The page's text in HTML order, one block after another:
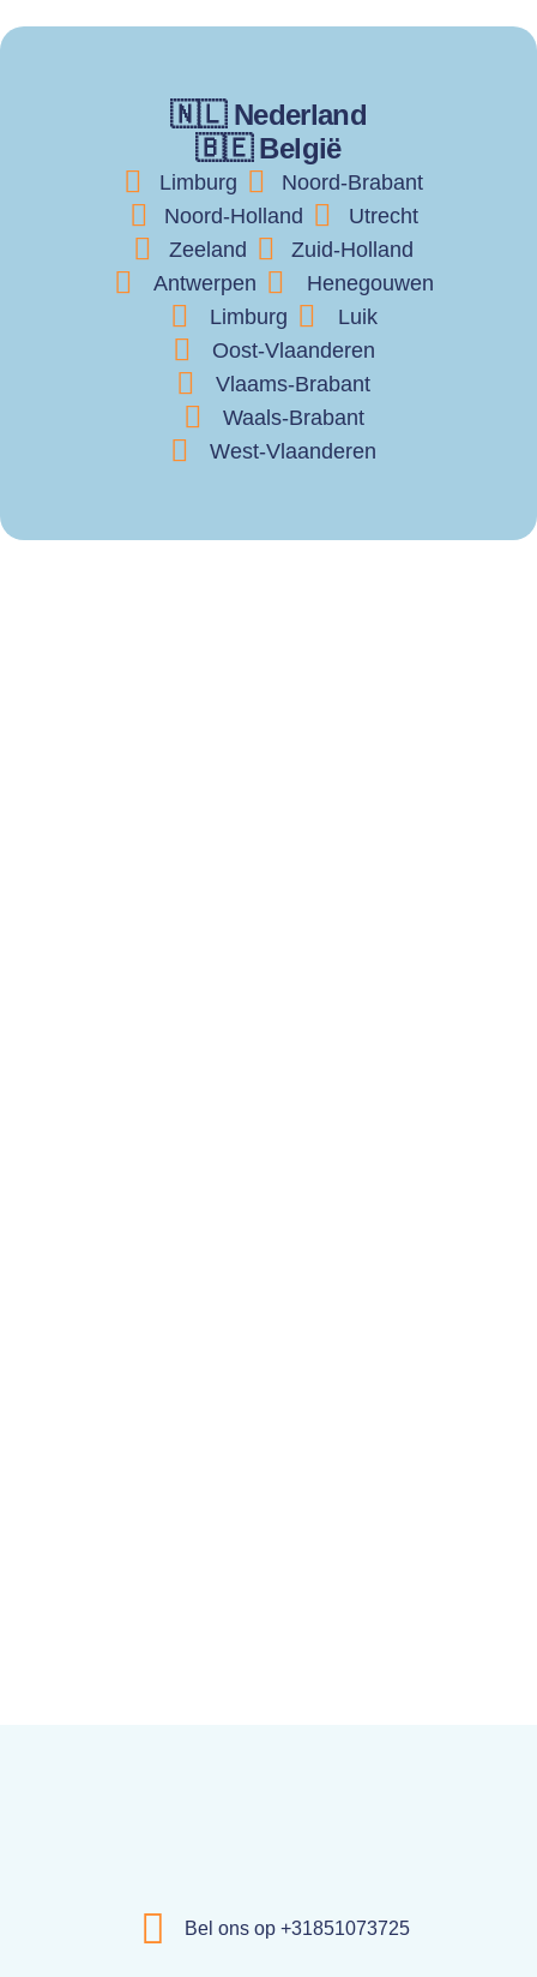
🇳🇱 Nederland
🇧🇪 België
Limburg
Noord-Brabant
Noord-Holland
Utrecht
Zeeland
Zuid-Holland
Antwerpen
Henegouwen
Limburg
Luik
Oost-Vlaanderen
Vlaams-Brabant
Waals-Brabant
West-Vlaanderen
Bel ons op +31851073725